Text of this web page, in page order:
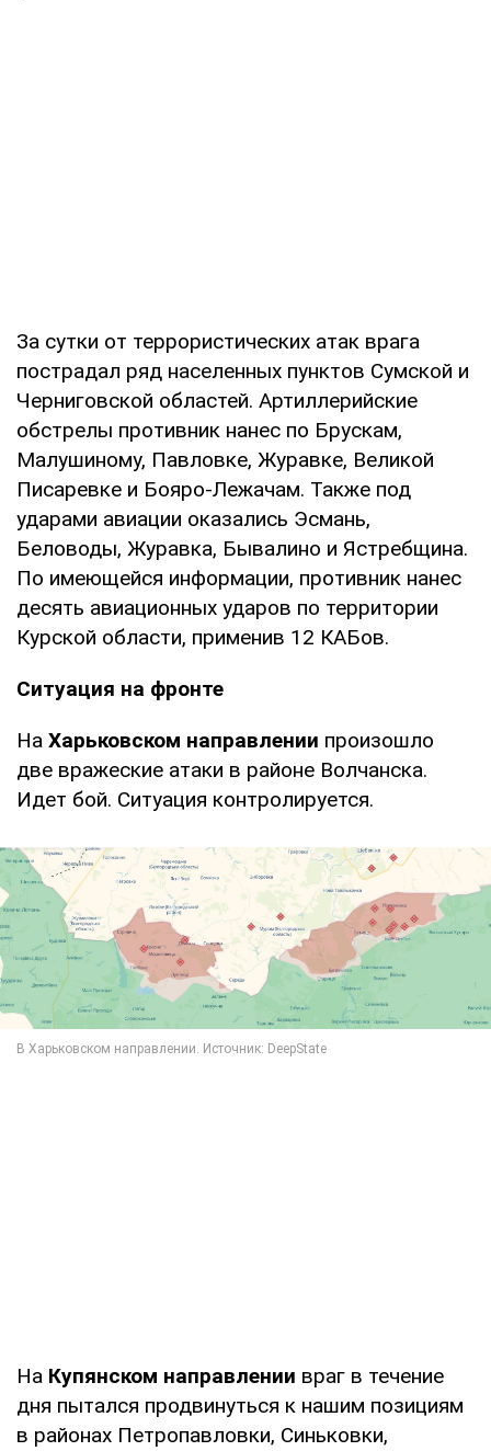
За сутки от террористических атак врага
пострадал ряд населенных пунктов Сумской и
Черниговской областей. Артиллерийские
обстрелы противник нанес по Брускам,
Малушиному, Павловке, Журавке, Великой
Писаревке и Бояро-Лежачам. Также под
ударами авиации оказались Эсмань,
Беловоды, Журавка, Бывалино и Ястребщина.
По имеющейся информации, противник нанес
десять авиационных ударов по территории
Курской области, применив 12 КАБов.
Ситуация на фронте
На Харьковском направлении произошло
две вражеские атаки в районе Волчанска.
Идет бой. Ситуация контролируется.
На Купянском направлении враг в течение
дня пытался продвинуться к нашим позициям
в районах Петропавловки, Синьковки,